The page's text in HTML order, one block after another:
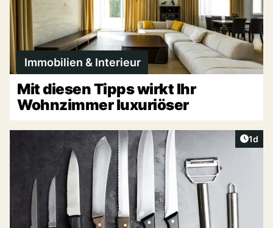
Immobilien & Interieur
Mit diesen Tipps wirkt Ihr
Wohnzimmer luxuriöser
1d